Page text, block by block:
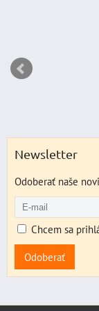
Newsletter
Odoberať naše
Chcem sa
Odoberať